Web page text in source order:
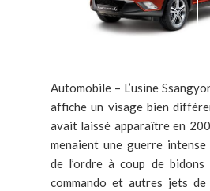
Automobile – L’usine
affiche un visage bien
avait laissé apparaître en
menaient une guerre
de l’ordre à coup de bidons
commando et autres jets